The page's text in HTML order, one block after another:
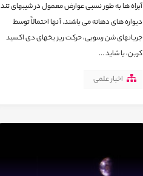
آبراه ها به طور نسبی عوارض معمول در شیبهای تند
دیواره های دهانه می باشند. آنها احتمالاً توسط
جریانهای شن رسوبی، حرکت ریز یخهای دی اکسید
کربن، یا شاید ...
اخبار علمی